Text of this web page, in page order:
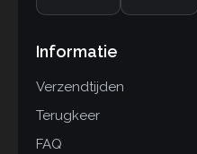
Informatie
Verzendtijden
Terugkeer
FAQ